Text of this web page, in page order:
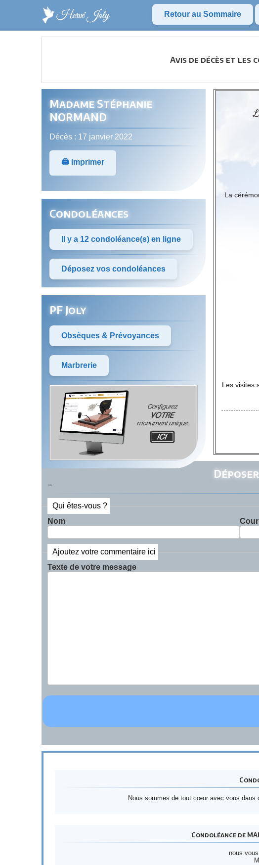
Retour au Sommaire
Avis de décès et les
Madame Stéphanie
NORMAND
Décès : 17 janvier 2022
🖨️ Imprimer
Condoléances
Il y a 12 condoléance(s) en ligne
Déposez vos condoléances
PF Joly
Obsèques & Prévoyances
Marbrerie
La
Les visites
--
Qui êtes-vous ?
Nom
Ajoutez votre commentaire ici
Texte de votre message
Nous sommes de tout cœur avec vous dans
Condoléance de
nous